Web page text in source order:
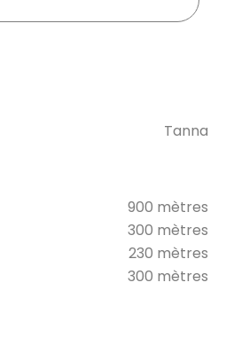
Tanna
900 mètres
300 mètres
230 mètres
300 mètres